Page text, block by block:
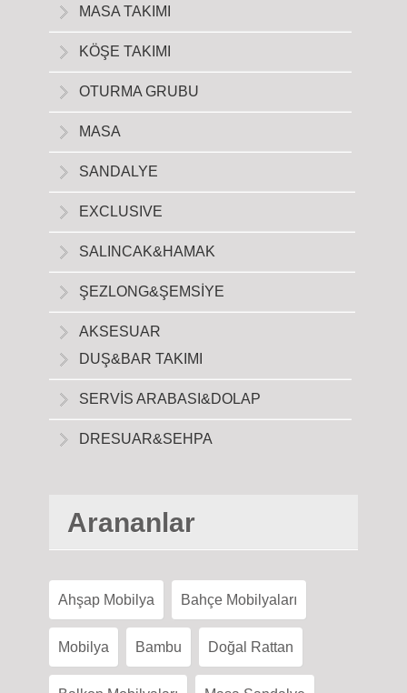
MASA TAKIMI
KÖŞE TAKIMI
OTURMA GRUBU
MASA
SANDALYE
EXCLUSIVE
SALINCAK&HAMAK
ŞEZLONG&ŞEMSİYE
AKSESUAR
DUŞ&BAR TAKIMI
SERVİS ARABASI&DOLAP
DRESUAR&SEHPA
Arananlar
Ahşap Mobilya Bahçe Mobilyaları
Mobilya Bambu Doğal Rattan